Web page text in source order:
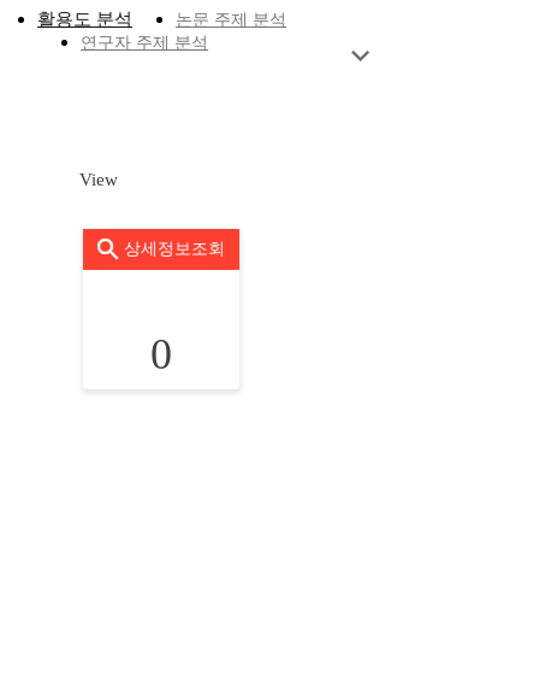
활용도 분석
논문 주제 분석
연구자 주제 분석
View
상세정보조회
0